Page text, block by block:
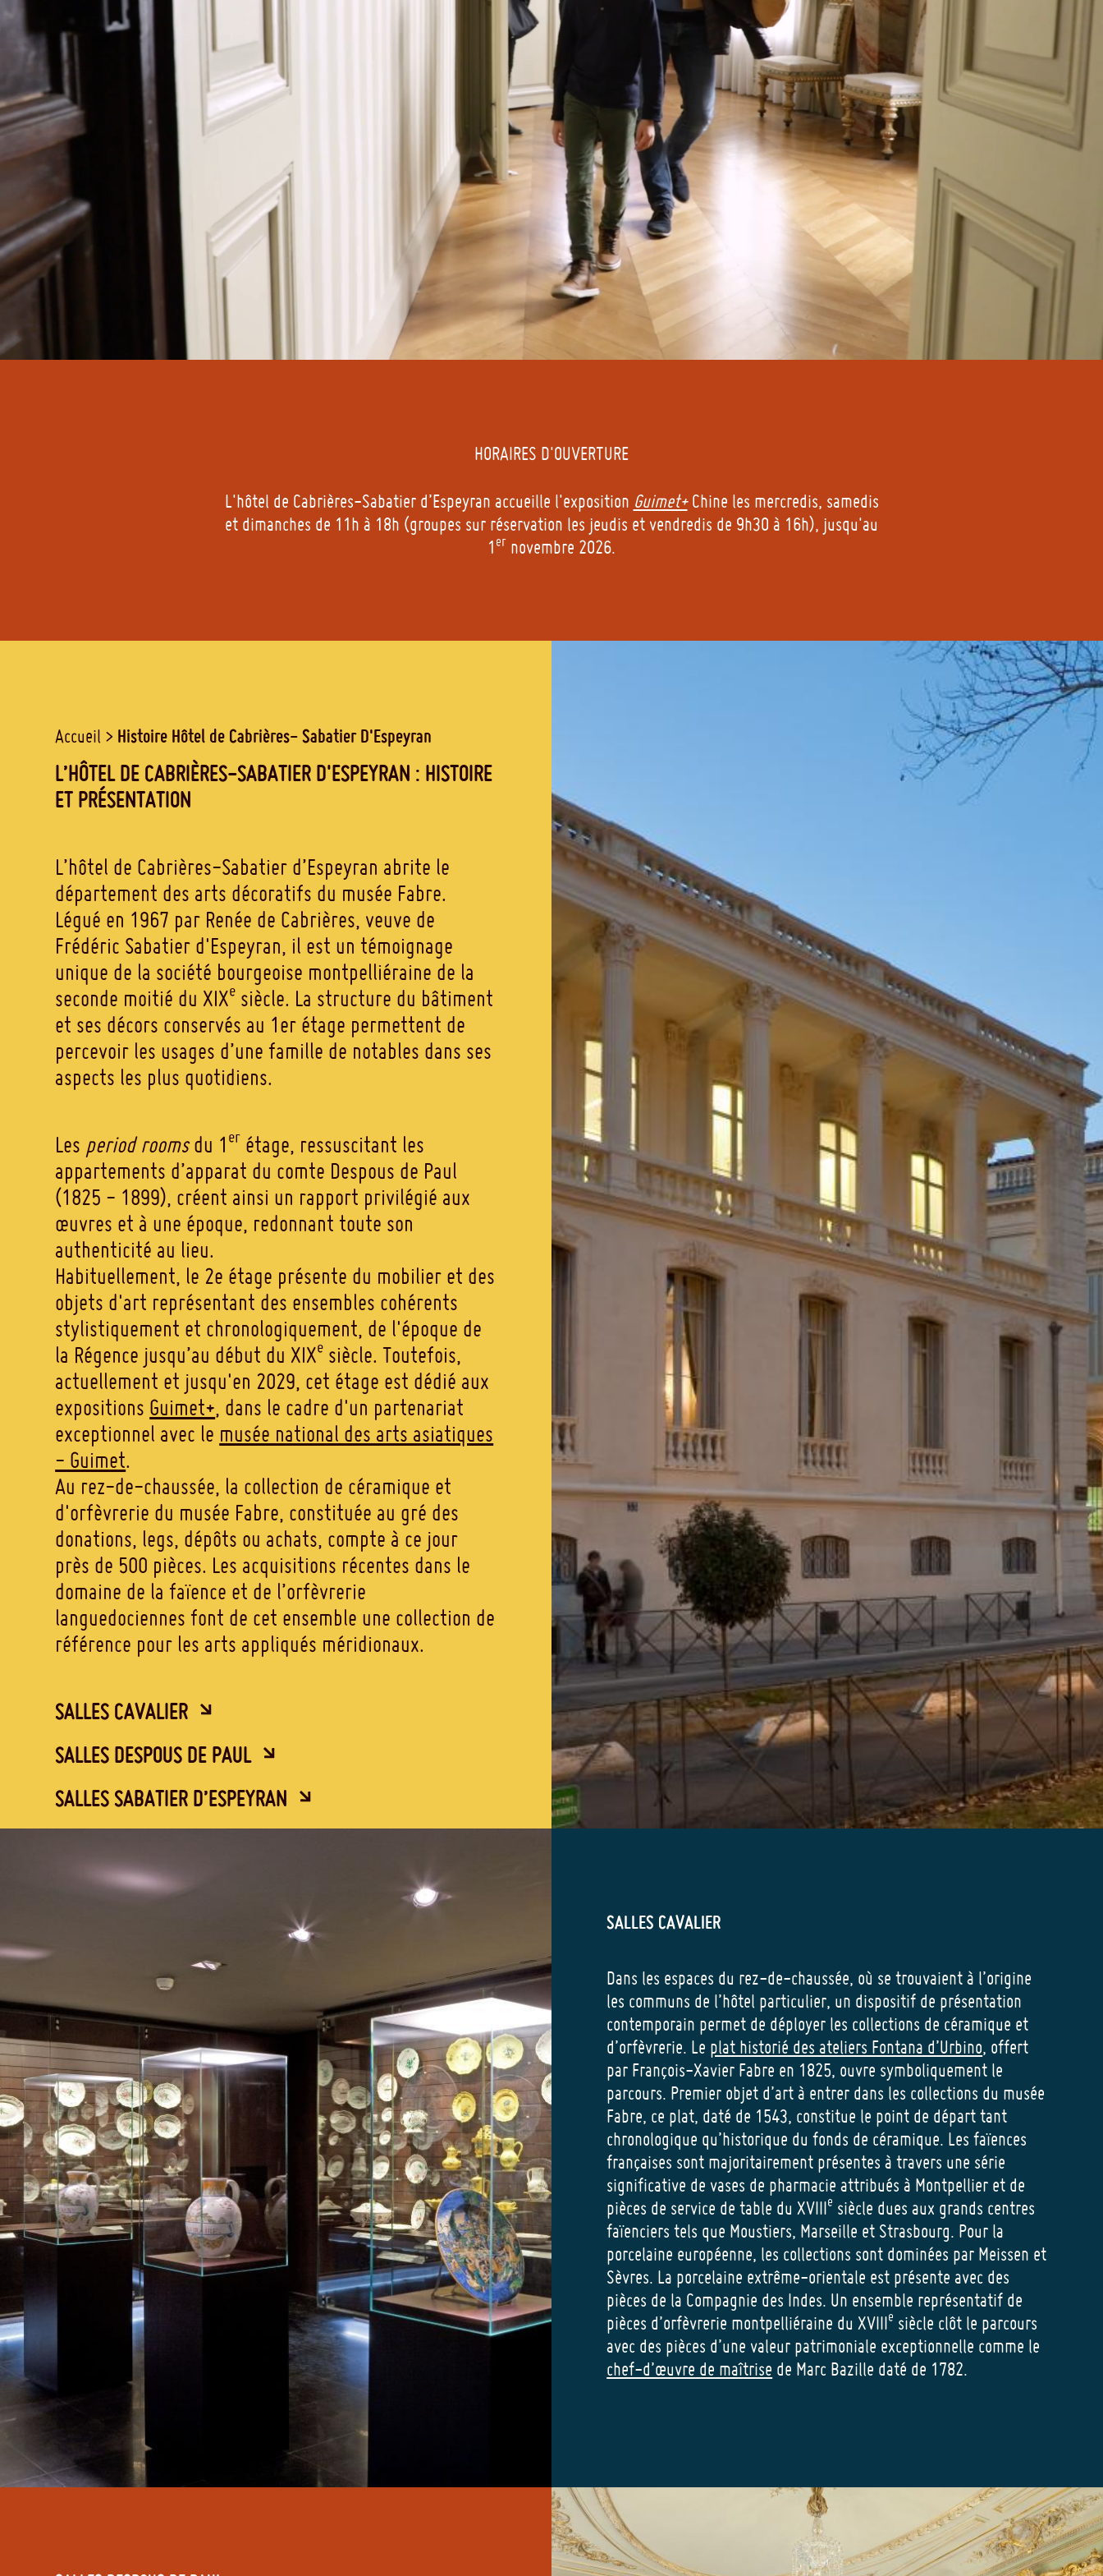
HORAIRES D'OUVERTURE
L'hôtel de Cabrières-Sabatier d’Espeyran accueille l'exposition Guimet+Chine les mercredis, samedis
et dimanches de 11h à 18h (groupes sur réservation les jeudis et vendredis de 9h30 à 16h), jusqu'au
1er novembre 2026.
Accueil Histoire Hôtel de Cabrières- Sabatier D'Espeyran
L’HÔTEL DE CABRIÈRES-SABATIER D'ESPEYRAN : HISTOIRE
ET PRÉSENTATION
L’hôtel de Cabrières-Sabatier d’Espeyran abrite le
département des arts décoratifs du musée Fabre.
Légué en 1967 par Renée de Cabrières, veuve de
Frédéric Sabatier d'Espeyran, il est un témoignage
unique de la société bourgeoise montpelliéraine de la
seconde moitié du XIXe siècle. La structure du bâtiment
et ses décors conservés au 1er étage permettent de
percevoir les usages d’une famille de notables dans ses
aspects les plus quotidiens.
Les period roomsdu 1er étage, ressuscitant les
appartements d’apparat du comte Despous de Paul
(1825 - 1899), créent ainsi un rapport privilégié aux
œuvres et à une époque, redonnant toute son
authenticité au lieu.
Habituellement, le 2e étage présente du mobilier et des
objets d'art représentant des ensembles cohérents
stylistiquement et chronologiquement, de l'époque de
la Régence jusqu’au début du XIXe siècle. Toutefois,
actuellement et jusqu'en 2029, cet étage est dédié aux
expositions Guimet+, dans le cadre d'un partenariat
exceptionnel avec le musée national des arts asiatiques
- Guimet.
Au rez-de-chaussée, la collection de céramique et
d'orfèvrerie du musée Fabre, constituée au gré des
donations, legs, dépôts ou achats, compte à ce jour
près de 500 pièces. Les acquisitions récentes dans le
domaine de la faïence et de l’orfèvrerie
languedociennes font de cet ensemble une collection de
référence pour les arts appliqués méridionaux.
SALLES CAVALIER
SALLES DESPOUS DE PAUL
SALLES SABATIER D’ESPEYRAN
SALLES CAVALIER
Dans les espaces du rez-de-chaussée, où se trouvaient à l’origine
les communs de l’hôtel particulier, un dispositif de présentation
contemporain permet de déployer les collections de céramique et
d’orfèvrerie. Le plat historié des ateliers Fontana d’Urbino, offert
par François-Xavier Fabre en 1825, ouvre symboliquement le
parcours. Premier objet d’art à entrer dans les collections du musée
Fabre, ce plat, daté de 1543, constitue le point de départ tant
chronologique qu’historique du fonds de céramique. Les faïences
françaises sont majoritairement présentes à travers une série
significative de vases de pharmacie attribués à Montpellier et de
pièces de service de table du XVIIIe siècle dues aux grands centres
faïenciers tels que Moustiers, Marseille et Strasbourg. Pour la
porcelaine européenne, les collections sont dominées par Meissen et
Sèvres. La porcelaine extrême-orientale est présente avec des
pièces de la Compagnie des Indes. Un ensemble représentatif de
pièces d’orfèvrerie montpelliéraine du XVIIIe siècle clôt le parcours
avec des pièces d’une valeur patrimoniale exceptionnelle comme le
chef-d’œuvre de maîtrise de Marc Bazille daté de 1782.